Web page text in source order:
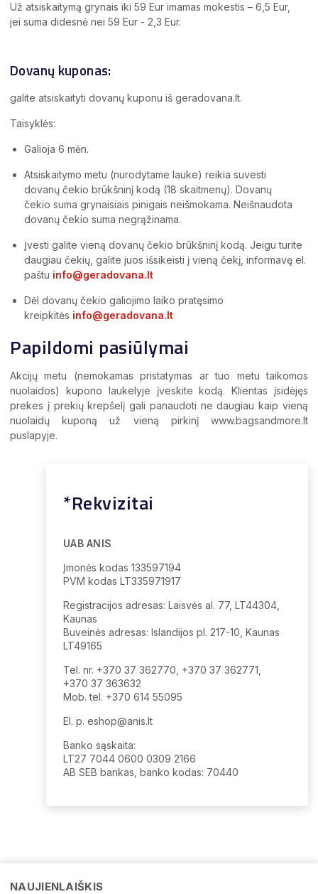
Už atsiskaitymą grynais iki 59 Eur imamas mokestis – 6,5 Eur,
jei suma didesnė nei 59 Eur - 2,3 Eur.
Dovanų kuponas:
galite atsiskaityti dovanų kuponu iš geradovana.lt.
Taisyklės:
Galioja 6 mėn.
Atsiskaitymo metu (nurodytame lauke) reikia suvesti
dovanų čekio brūkšninį kodą (18 skaitmenų). Dovanų
čekio suma grynaisiais pinigais neišmokama. Neišnaudota
dovanų čekio suma negrąžinama.
Įvesti galite vieną dovanų čekio brūkšninį kodą. Jeigu turite
daugiau čekių, galite juos išsikeisti į vieną čekį, informavę el.
paštu info@geradovana.lt
Dėl dovanų čekio galiojimo laiko pratęsimo
kreipkitės info@geradovana.lt
Papildomi pasiūlymai
Akcijų metu (nemokamas pristatymas ar tuo metu taikomos
nuolaidos) kupono laukelyje įveskite kodą. Klientas įsidėjęs
prekes į prekių krepšelį gali panaudoti ne daugiau kaip vieną
nuolaidų kuponą už vieną pirkinį www.bagsandmore.lt
puslapyje.
*Rekvizitai
UAB ANIS
Įmonės kodas 133597194
PVM kodas LT335971917
Registracijos adresas: Laisvės al. 77, LT44304,
Kaunas
Buveinės adresas: Islandijos pl. 217-10, Kaunas
LT49165
Tel. nr. +370 37 362770, +370 37 362771,
+370 37 363632
Mob. tel. +370 614 55095
El. p. eshop@anis.lt
Banko sąskaita:
LT27 7044 0600 0309 2166
AB SEB bankas, banko kodas: 70440
NAUJIENLAIŠKIS